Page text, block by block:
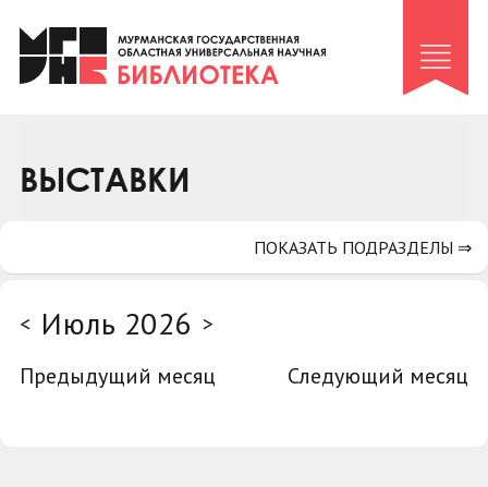
Клуб «Гиря и сельдерей»
Клуб «Семейный архив»
Коллегам
ВЫСТАВКИ
< Июль 2026 >
Предыдущий месяц
Следующий месяц
ПОКАЗАТЬ ПОДРАЗДЕЛЫ ⇒